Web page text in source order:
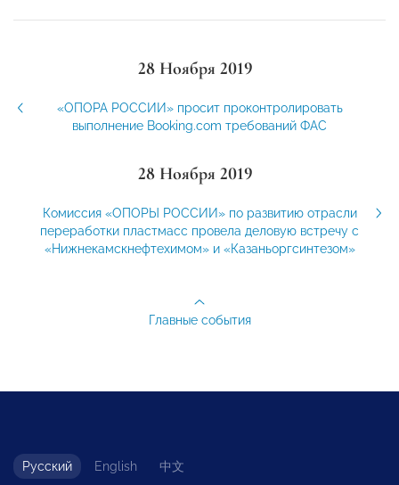
28 Ноября 2019
«ОПОРА РОССИИ» просит проконтролировать
выполнение Booking.com требований ФАС
28 Ноября 2019
Комиссия «ОПОРЫ РОССИИ» по развитию отрасли
переработки пластмасс провела деловую встречу с
«Нижнекамскнефтехимом» и «Казаньоргсинтезом»
Главные события
Русский English 中文